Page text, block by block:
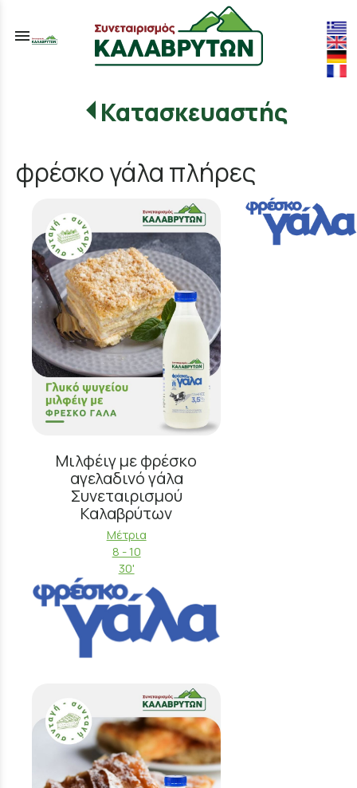
menu
Κατασκευαστής
φρέσκο γάλα πλήρες
Μιλφέιγ με φρέσκο
αγελαδινό γάλα
Συνεταιρισμού
Καλαβρύτων
Μέτρια
8 - 10
30'